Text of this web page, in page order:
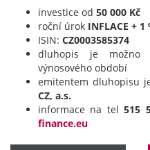
investice od 50 000 Kč
roční úrok INFLACE + 1
ISIN: CZ0003585374
dluhopis je možno
výnosového období
emitentem dluhopisu
CZ, a.s.
informace na tel515
finance.eu